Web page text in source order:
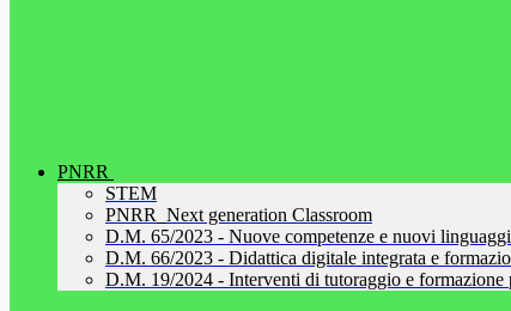
PNRR
STEM
PNRR_Next generation Classroom
D.M. 65/2023 - Nuove competenze e nuovi
D.M. 66/2023 - Didattica digitale integrata e
D.M. 19/2024 - Interventi di tutoraggio e